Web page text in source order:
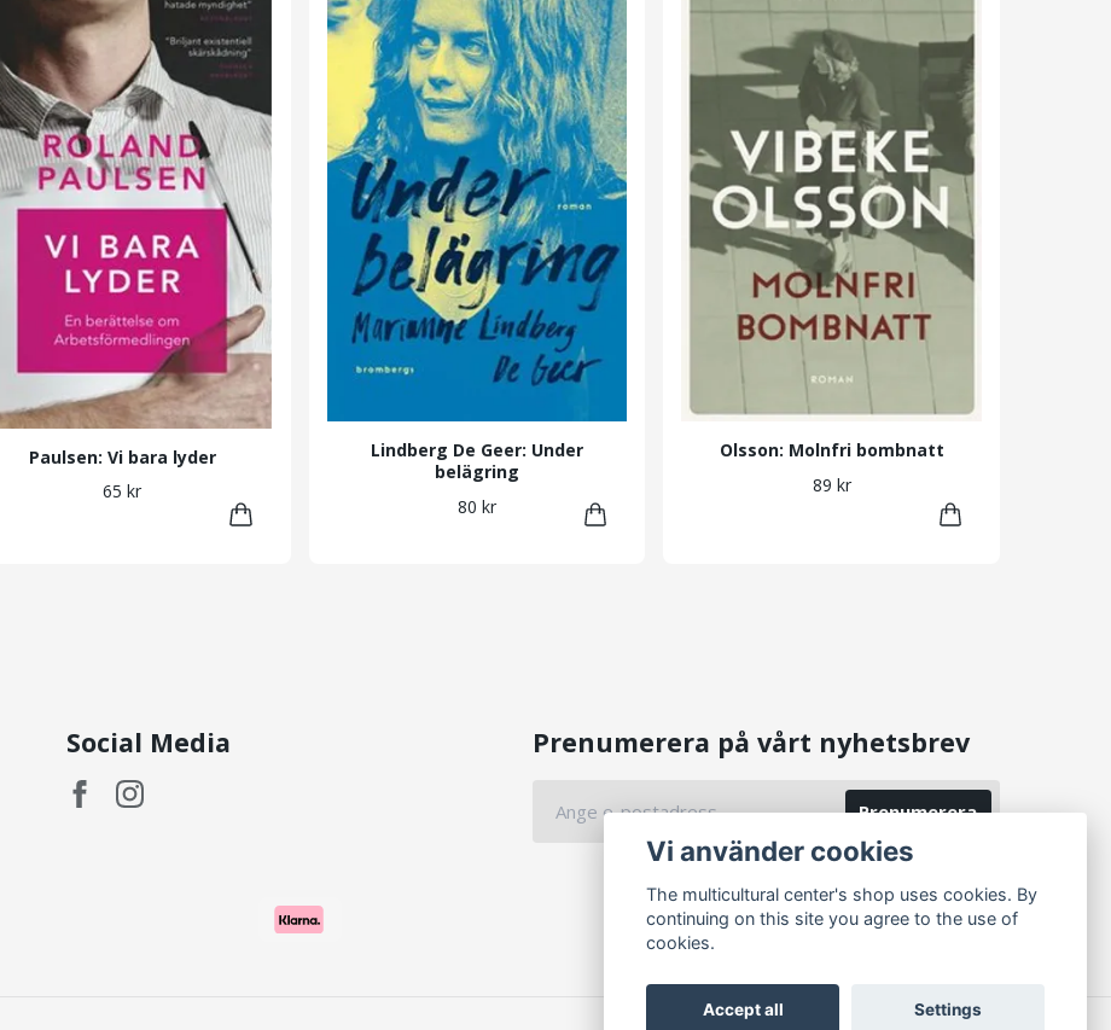
Paulsen: Vi bara lyder
65 kr
Lindberg De Geer: Under
belägring
80 kr
Olsson: Molnfri bombnatt
89 kr
Social Media Prenumerera på vårt nyhetsbrev
Prenumerera
Vi använder cookies
The multicultural center's shop uses cookies. By
continuing on this site you agree to the use of
cookies.
Accept all Settings